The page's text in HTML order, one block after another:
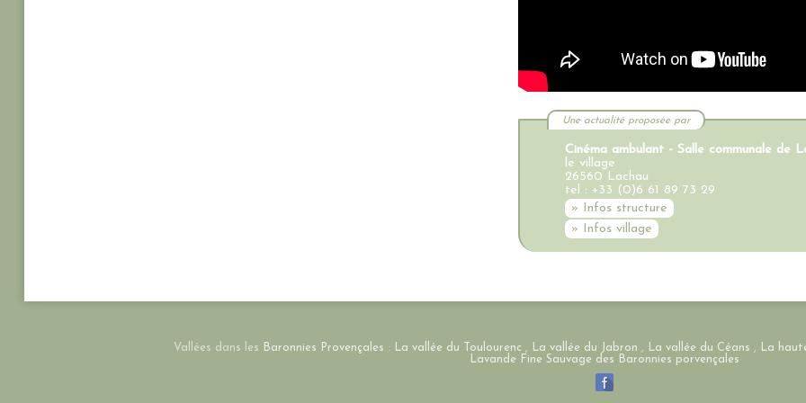
Une actualité proposée par
Cinéma ambulant - Salle communale de
le village
26560 Lachau
tel : +33 (0)6 61 89 73 29
» Infos structure
» Infos village
Vallées dans les Baronnies Provençales : La vallée du Toulourenc , La vallée du Jabron , La vallée du Céans , La
Lavande Fine Sauvage des Baronnies porvençales